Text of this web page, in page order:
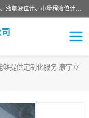
河南福瑞德仪表有限公司是生产销售电容液位计、液氨液位计、小量程液位计定制、智能锅炉水位计、液氮液位计等；并在产品开发、研制的过程中，吸取国内外仪器仪表的技术精华，建立了一支高、精、尖的科研开发队伍，使产品性能不断升级。
够提供定制化服务 康宇立
量传感器